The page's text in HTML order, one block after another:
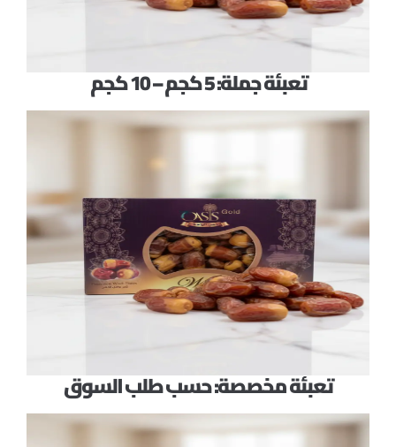
تعبئة جملة: 5 كجم – 10 كجم
تعبئة مخصصة: حسب طلب السوق